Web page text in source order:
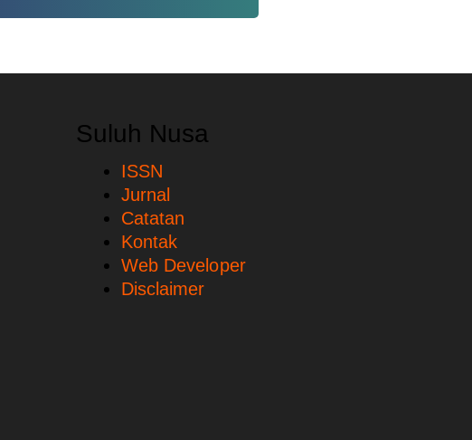
Suluh Nusa
ISSN
Jurnal
Catatan
Kontak
Web Developer
Disclaimer